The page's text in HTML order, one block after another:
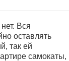
Вся
оставлять
так ей
самокаты,